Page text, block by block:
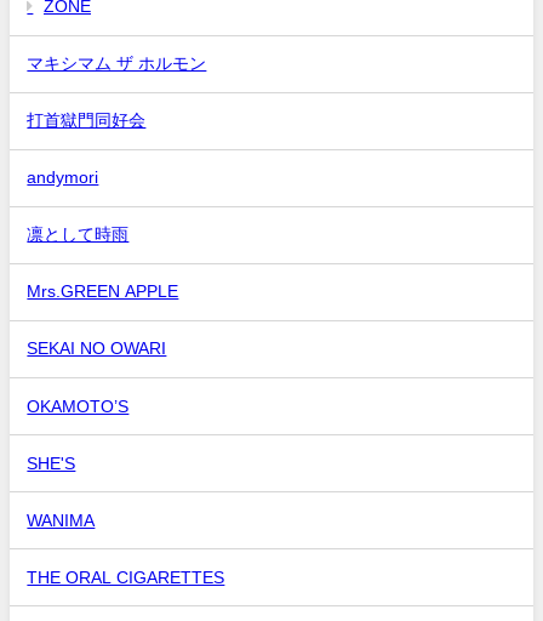
ZONE
マキシマム ザ ホルモン
打首獄門同好会
andymori
凛として時雨
Mrs.GREEN APPLE
SEKAI NO OWARI
OKAMOTO’S
SHE'S
WANIMA
THE ORAL CIGARETTES